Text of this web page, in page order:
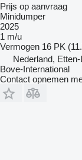
Prijs op aanvraag
Minidumper
2025
1 m/u
Vermogen 16 PK
Nederland,
Bove-International
Contact opnemen